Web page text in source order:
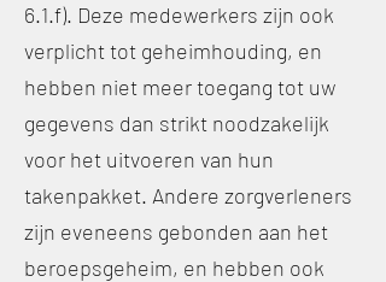
6.1.f). Deze medewerkers zijn ook
verplicht tot geheimhouding, en
hebben niet meer toegang tot uw
gegevens dan strikt noodzakelijk
voor het uitvoeren van hun
takenpakket. Andere zorgverleners
zijn eveneens gebonden aan het
beroepsgeheim, en hebben ook